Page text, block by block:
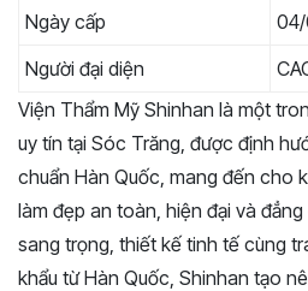
Ngày cấp
Người đại diện
Viện Thẩm Mỹ Shinhan là một
uy tín tại Sóc Trăng, được định
chuẩn Hàn Quốc, mang đến cho
làm đẹp an toàn, hiện đại và
sang trọng, thiết kế tinh tế cùng
khẩu từ Hàn Quốc, Shinhan tạo